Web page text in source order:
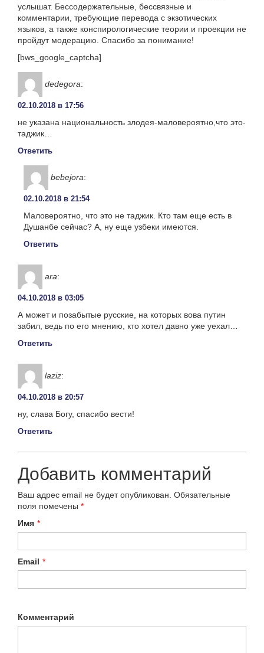
услышат. Бессодержательные, бессвязные и
комментарии, требующие перевода с экзотических
языков, а также конспирологические теории и проекции не
пройдут модерацию. Спасибо за понимание!
[bws_google_captcha]
dedegora:
02.10.2018 в 17:56
не указана национальность злодея-маловероятно,что это-
таджик…
Ответить
bebejora:
02.10.2018 в 21:54
Маловероятно, что это не таджик. Кто там еще есть в
Душанбе сейчас? А, ну еще узбеки имеются.
Ответить
ara:
04.10.2018 в 03:05
А может и позабытые русские, на которых вова путин
забил, ведь по его мнению, кто хотел давно уже уехал…
Ответить
laziz:
04.10.2018 в 20:57
ну, слава Богу, спасибо вести!
Ответить
Добавить комментарий
Ваш адрес email не будет опубликован. Обязательные
поля помечены *
Имя *
Email *
Комментарий